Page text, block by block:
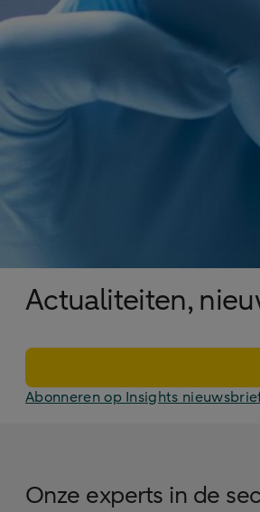
Actualiteiten,
Abonneren op Insights
Onze experts in de